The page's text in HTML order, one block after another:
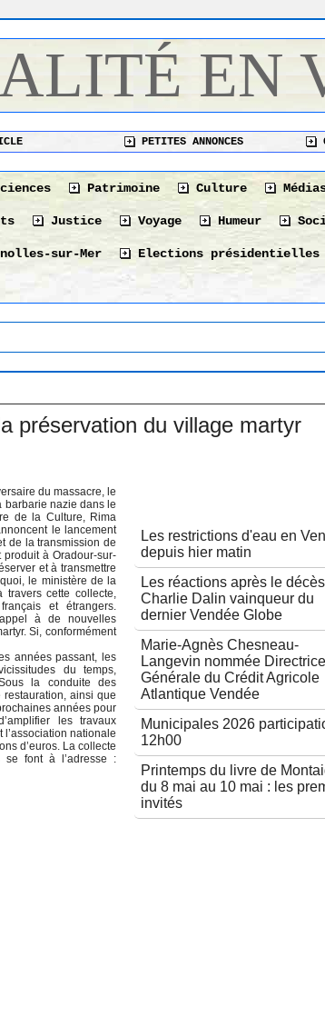
EN
PETITES ANNONCES
Patrimoine Culture
Justice Voyage Humeur
sur-Mer Elections présidentielles
préservation du village martyr
Les restrictions d'eau en
depuis hier matin
Les réactions après le
Charlie Dalin vainqueur du
dernier Vendée Globe
Marie-Agnès Chesneau-
Langevin nommée Directrice
Générale du Crédit Agricole
Atlantique Vendée
Municipales 2026
12h00
Printemps du livre de
du 8 mai au 10 mai : les
invités
du massacre, le
barbarie nazie dans le
de la Culture, Rima
le lancement
de la transmission de
produit à Oradour-sur-
et à transmettre
le ministère de la
travers cette collecte,
et étrangers.
à de nouvelles
Si, conformément
années passant, les
du temps,
la conduite des
ainsi que
années pour
les travaux
nationale
d’euros. La collecte
se font à l’adresse :